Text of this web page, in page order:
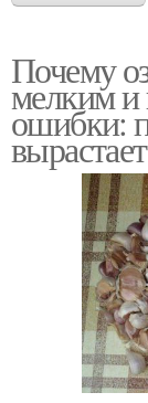
Почему
мелким и
ошибки: